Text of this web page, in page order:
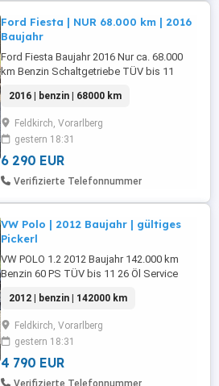
Ford Fiesta | NUR 68.000 km | 2016
Baujahr
Ford Fiesta Baujahr 2016 Nur ca. 68.000
km Benzin Schaltgetriebe TÜV bis 11
& Freisprecheinrichtung
Multifunktionslenkrad Elektrische
Fensterheber ISOFIX Innen & außen sehr
gepflegt Sehr sparsam Günstig im
Unterhalt
2016 | benzin | 68000 km
Feldkirch, Vorarlberg
gestern 18:31
6 290 EUR
Verifizierte Telefonnummer
VW Polo | 2012 Baujahr | gültiges
Pickerl
VW POLO 1.2 2012 Baujahr 142.000 km
Benzin 60 PS TÜV bis 11 26 Öl Service
2012 | benzin | 142000 km
Feldkirch, Vorarlberg
gestern 18:31
4 790 EUR
Verifizierte Telefonnummer